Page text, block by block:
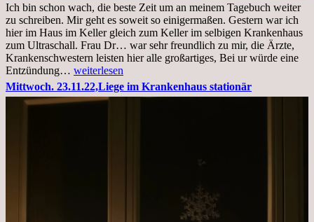
Ich bin schon wach, die beste Zeit um an meinem Tagebuch weiter
zu schreiben. Mir geht es soweit so einigermaßen. Gestern war ich
hier im Haus im Keller gleich zum Keller im selbigen Krankenhaus
zum Ultraschall. Frau Dr… war sehr freundlich zu mir, die Ärzte,
Krankenschwestern leisten hier alle großartiges, Bei ur würde eine
Entzündung… Freitag,
25.11.2022
Kleines
weiterlesen
Mittwoch. 23.11.22,Liege im Krankenhaus stationär